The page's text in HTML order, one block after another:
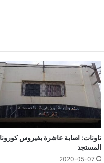
تاونات: اصابة عاشرة بفيروس كورونا
المستجد
2020-05-07